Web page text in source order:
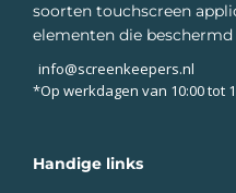
soorten touchscreen
elementen die
info@screenkeepers.nl
*Op werkdagen van 10:00 tot
Handige links